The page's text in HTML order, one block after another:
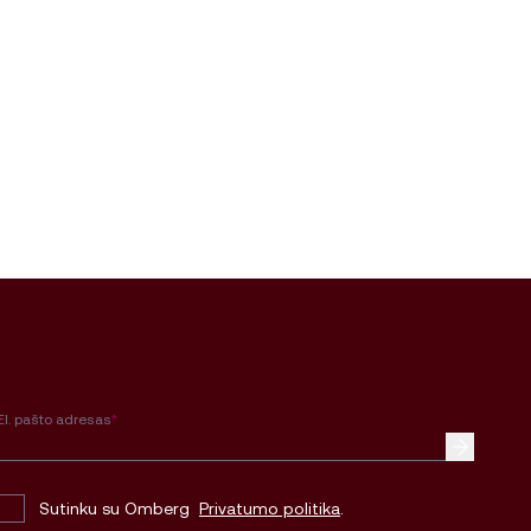
pašto adresas*
Sutinku su Omberg Privatumo politika.